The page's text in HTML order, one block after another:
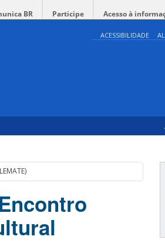
BR Participe Acesso à
ACESSIBILIDADE